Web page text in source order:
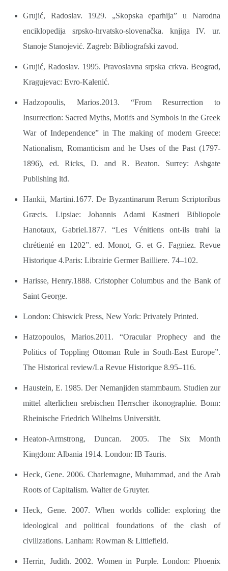
Grujić, Radoslav. 1929. „Skopska eparhija” u Narodna
enciklopedija srpsko-hrvatsko-slovenačka. knjiga IV. ur.
Stanoje Stanojević. Zagreb: Bibliografski zavod.
Grujić, Radoslav. 1995. Pravoslavna srpska crkva. Beograd,
Kragujevac: Evro-Kalenić.
Hadzopoulis, Marios.2013. “From Resurrection to
Insurrection: Sacred Myths, Motifs and Symbols in the Greek
War of Independence” in The making of modern Greece:
Nationalism, Romanticism and he Uses of the Past (1797-
1896), ed. Ricks, D. and R. Beaton. Surrey: Ashgate
Publishing ltd.
Hankii, Martini.1677. De Byzantinarum Rerum Scriptoribus
Græcis. Lipsiae: Johannis Adami Kastneri Bibliopole
Hanotaux, Gabriel.1877. “Les Vénitiens ont-ils trahi la
chrétienté en 1202”. ed. Monot, G. et G. Fagniez. Revue
Historique 4.Paris: Librairie Germer Bailliere. 74–102.
Harisse, Henry.1888. Cristopher Columbus and the Bank of
Saint George.
London: Chiswick Press, New York: Privately Printed.
Hatzopoulos, Marios.2011. “Oracular Prophecy and the
Politics of Toppling Ottoman Rule in South-East Europe”.
The Historical review/La Revue Historique 8.95–116.
Haustein, E. 1985. Der Nemanjiden stammbaum. Studien zur
mittel alterlichen srebischen Herrscher ikonographie. Bonn:
Rheinische Friedrich Wilhelms Universität.
Heaton-Armstrong, Duncan. 2005. The Six Month
Kingdom: Albania 1914. London: IB Tauris.
Heck, Gene. 2006. Charlemagne, Muhammad, and the Arab
Roots of Capitalism. Walter de Gruyter.
Heck, Gene. 2007. When worlds collide: exploring the
ideological and political foundations of the clash of
civilizations. Lanham: Rowman & Littlefield.
Herrin, Judith. 2002. Women in Purple. London: Phoenix